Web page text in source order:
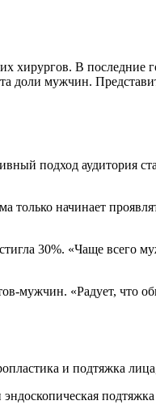
хирургов. В
доли мужчин.
подход аудитория
начинает
30%. «Чаще всего
мужчин. «Радует, что
и подтяжка